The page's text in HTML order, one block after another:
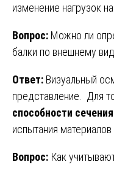
изменение нагрузок
Вопрос: Можно ли
балки по внешнему
Ответ: Визуальный
представление. Для
способности
испытания
Вопрос: Как